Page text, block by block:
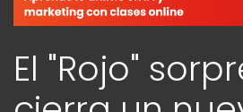
El "Rojo"